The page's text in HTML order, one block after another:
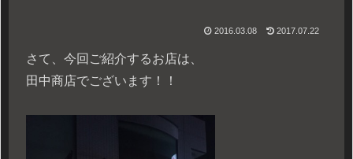
2016.03.08 2017.07.22
さて、今回ご紹介するお店は、
田中商店でございます！！